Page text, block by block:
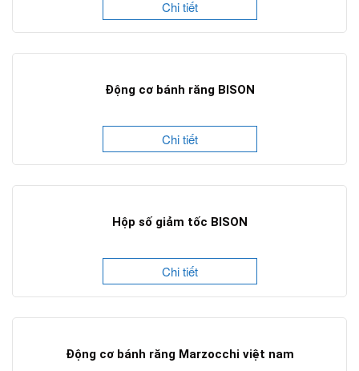
Chi tiết
Động cơ bánh răng BISON
Chi tiết
Hộp số giảm tốc BISON
Chi tiết
Động cơ bánh răng Marzocchi việt nam